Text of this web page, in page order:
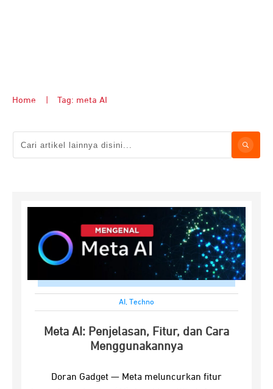
Home Tag: meta AI
AI , Techno
Meta AI: Penjelasan, Fitur, dan Cara
Menggunakannya
Doran Gadget — Meta meluncurkan fitur